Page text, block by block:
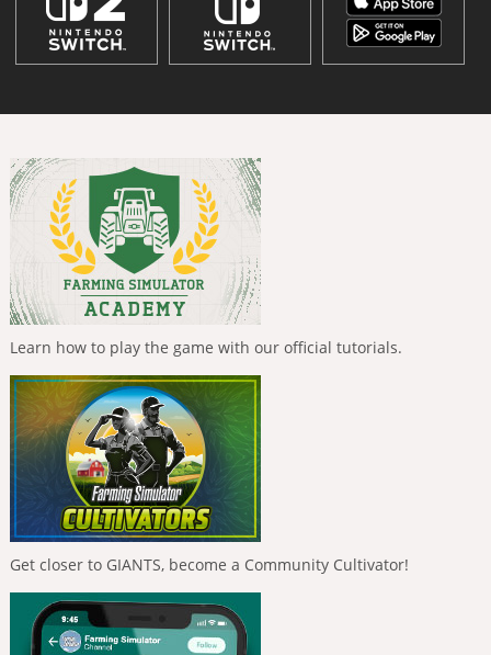
Learn how to play the game with our official tutorials.
Get closer to GIANTS, become a Community Cultivator!